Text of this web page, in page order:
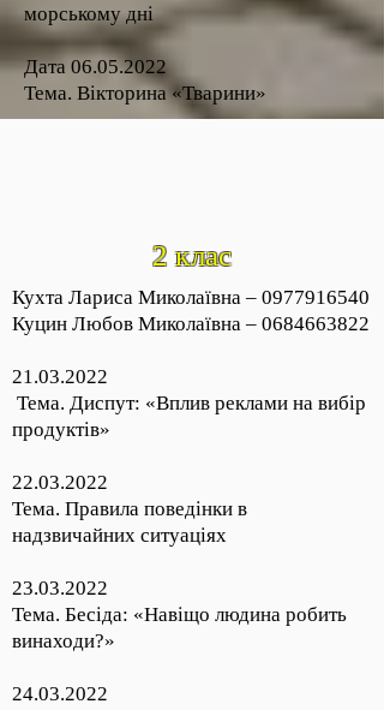
морському дні
Дата 06.05.2022
Тема. Вікторина «Тварини»
2 клас
Кухта Лариса Миколаївна – 0977916540
Куцин Любов Миколаївна – 0684663822
21.03.2022
Тема. Диспут: «Вплив реклами на вибір
продуктів»
22.03.2022
Тема. Правила поведінки в
надзвичайних ситуаціях
23.03.2022
Тема. Бесіда: «Навіщо людина робить
винаходи?»
24.03.2022